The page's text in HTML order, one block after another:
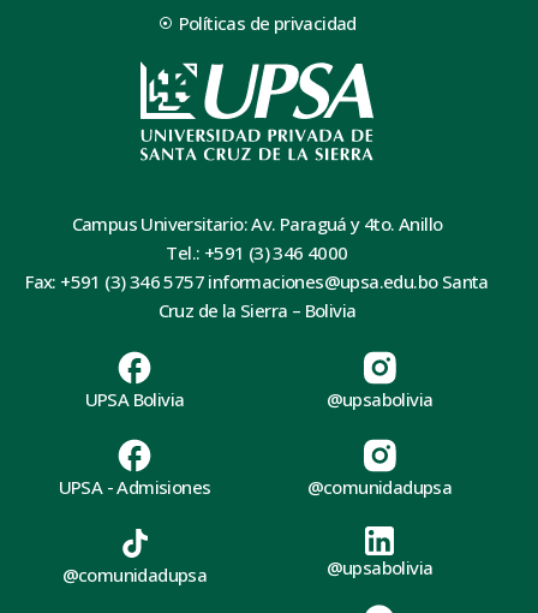
Políticas de privacidad
Campus Universitario: Av. Paraguá y 4to. Anillo
Tel.: +591 (3) 346 4000
Fax: +591 (3) 346 5757 informaciones@upsa.edu.bo Santa
Cruz de la Sierra – Bolivia
UPSA Bolivia
UPSA - Admisiones
@upsabolivia
@comunidadupsa
@comunidadupsa @upsabolivia